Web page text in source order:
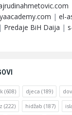
| el-
| Predaje BiH Daija |
(608) djeca (189)
(222) hidžab (187)